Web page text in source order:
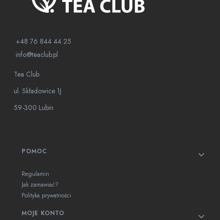
+48 76 844 44 25
info@teaclub.pl
Tea Club
ul. Składowice 1J
59-300 Lubin
Linki w stopce
POMOC
Regulamin
Jak zamawiać?
Polityka prywatności
MOJE KONTO